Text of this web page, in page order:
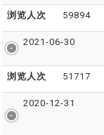
浏览人次 59894
2021-06-30
浏览人次 51717
2020-12-31